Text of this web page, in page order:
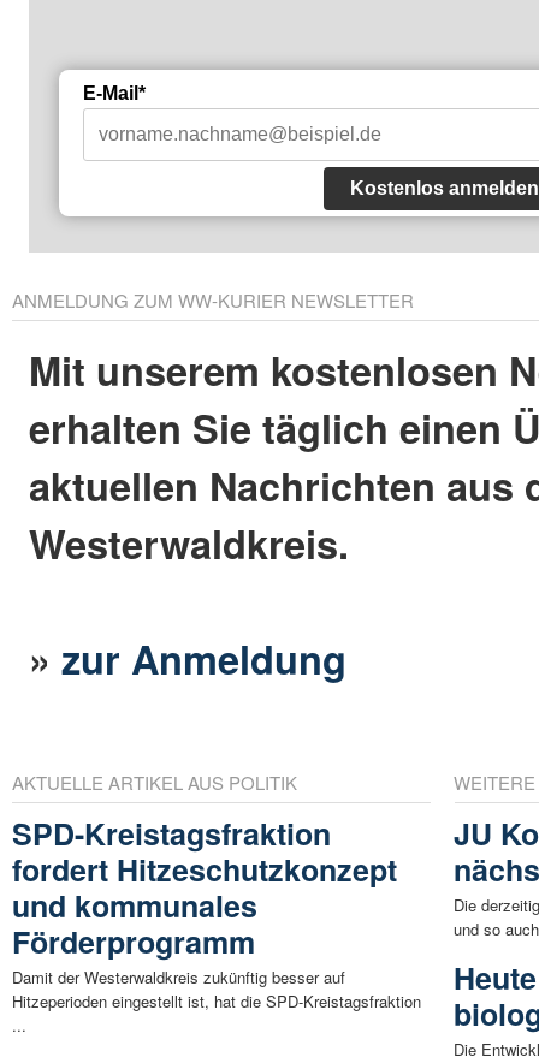
E-Mail*
Kostenlos anmelden
ANMELDUNG ZUM WW-KURIER NEWSLETTER
Mit unserem kostenlosen
erhalten Sie täglich einen
aktuellen Nachrichten aus
Westerwaldkreis.
»zur Anmeldung
AKTUELLE ARTIKEL AUS POLITIK
SPD-Kreistagsfraktion
fordert Hitzeschutzkonzept
und kommunales
Förderprogramm
Damit der Westerwaldkreis zukünftig besser auf
Hitzeperioden eingestellt ist, hat die SPD-Kreistagsfraktion
...
JU
Die
und so
Die